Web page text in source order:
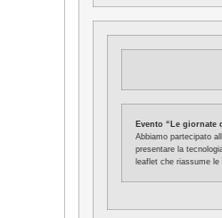
Evento “Le giornate
Abbiamo partecipato
presentare la
leaflet che riassume le